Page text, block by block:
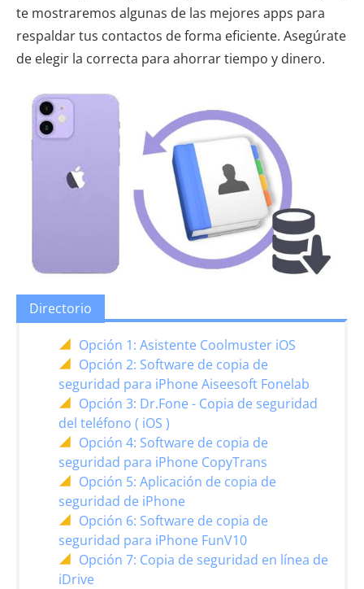
te mostraremos algunas de las mejores apps para
respaldar tus contactos de forma eficiente. Asegúrate
de elegir la correcta para ahorrar tiempo y dinero.
Directorio
Opción 1: Asistente Coolmuster iOS
Opción 2: Software de copia de
seguridad para iPhone Aiseesoft Fonelab
Opción 3: Dr.Fone - Copia de seguridad
del teléfono ( iOS )
Opción 4: Software de copia de
seguridad para iPhone CopyTrans
Opción 5: Aplicación de copia de
seguridad de iPhone
Opción 6: Software de copia de
seguridad para iPhone FunV10
Opción 7: Copia de seguridad en línea de
iDrive